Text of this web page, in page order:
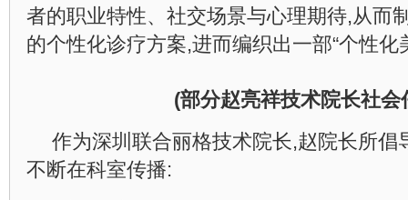
者的职业特性、社交场景与心理期待,从而
的个性化诊疗方案,进而编织出一部“个性化
(部分赵亮祥技术院长社会
作为深圳联合丽格技术院长,赵院长所倡
不断在科室传播: